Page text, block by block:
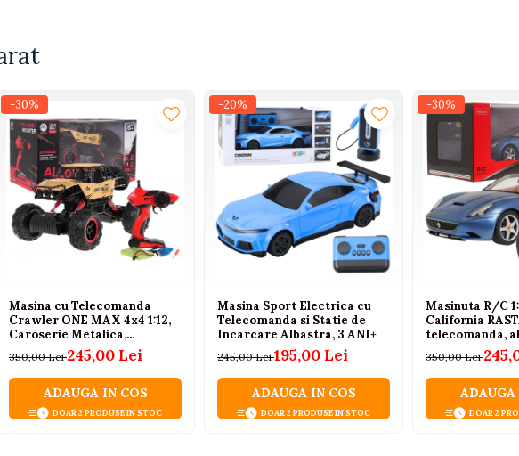
versatilitatii si modului captivant de functionare.
-30%
Masina cu Telecomanda
Crawler ONE MAX 4x4 1:12,
Caroserie Metalica,
Suspensie cu Arcuri, Roti din
Cauciuc, 2.4GHz, Auriu, 6
Ani+
350,00 Lei245,00 Lei
ADAUGA IN COS
DOAR 2 PRODUSE IN STOC
-20%
Masina Sport Electrica cu
Telecomanda si Statie de
Incarcare Albastra, 3 ANI+
245,00 Lei195,00 Lei
ADAUGA IN COS
DOAR 2 PRODUSE IN STOC
-30%
Masinuta R/C
California
telecomanda,
350,00 Lei
ADAUGA
DOAR 2